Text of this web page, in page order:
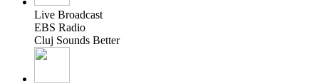
Live Broadcast
EBS Radio
Cluj Sounds Better